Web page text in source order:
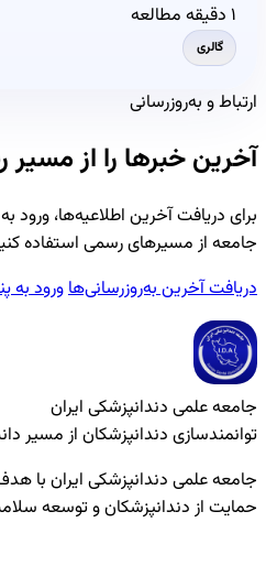
۱ دقیقه مطالعه
گالری
ارتباط و به‌روزرسانی
آخرین خبرها را از مسیر
برای دریافت آخرین اطلاعیه‌ها، ورود
جامعه از مسیرهای رسمی استفاده
دریافت آخرین به‌روزرسانی‌هاورود به
جامعه علمی دندانپزشکی ایران
توانمندسازی دندانپزشکان از مسیر
جامعه علمی دندانپزشکی ایران با
حمایت از دندانپزشکان و توسعه